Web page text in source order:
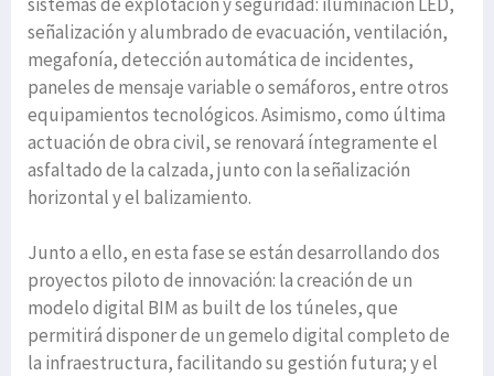
señalización y alumbrado de evacuación, ventilación,
megafonía, detección automática de incidentes,
paneles de mensaje variable o semáforos, entre otros
equipamientos tecnológicos. Asimismo, como última
actuación de obra civil, se renovará íntegramente el
asfaltado de la calzada, junto con la señalización
horizontal y el balizamiento.
Junto a ello, en esta fase se están desarrollando dos
proyectos piloto de innovación: la creación de un
modelo digital BIM as built de los túneles, que
permitirá disponer de un gemelo digital completo de
la infraestructura, facilitando su gestión futura; y el